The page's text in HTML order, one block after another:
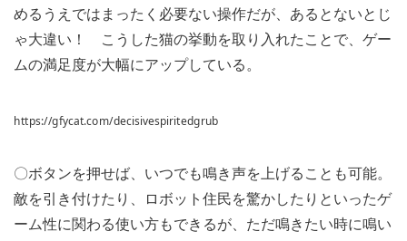
めるうえではまったく必要ない操作だが、あるとないとじ
ゃ大違い！ こうした猫の挙動を取り入れたことで、ゲー
ムの満足度が大幅にアップしている。
https://gfycat.com/decisivespiritedgrub
〇ボタンを押せば、いつでも鳴き声を上げることも可能。
敵を引き付けたり、ロボット住民を驚かしたりといったゲ
ーム性に関わる使い方もできるが、ただ鳴きたい時に鳴い